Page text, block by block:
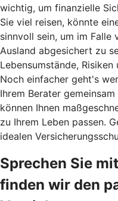
wichtig, um finanzielle
Sie viel reisen, könnte
sinnvoll sein, um im Falle
Ausland abgesichert zu
Lebensumstände,
Noch einfacher geht's
Ihrem Berater
können Ihnen
zu Ihrem Leben passen.
idealen
Sprechen Sie
finden wir den